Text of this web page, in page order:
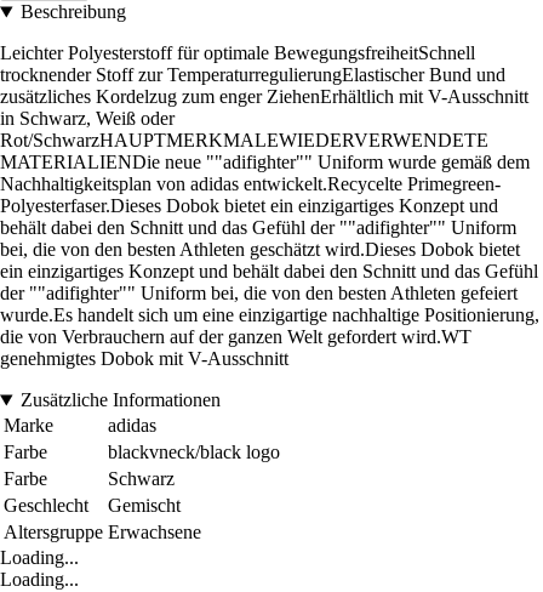
Beschreibung
Leichter Polyesterstoff für optimale BewegungsfreiheitSchnell
trocknender Stoff zur TemperaturregulierungElastischer Bund und
zusätzliches Kordelzug zum enger ZiehenErhältlich mit V-Ausschnitt
in Schwarz, Weiß oder
Rot/SchwarzHAUPTMERKMALEWIEDERVERWENDETE
MATERIALIENDie neue ""adifighter"" Uniform wurde gemäß dem
Nachhaltigkeitsplan von adidas entwickelt.Recycelte Primegreen-
Polyesterfaser.Dieses Dobok bietet ein einzigartiges Konzept und
behält dabei den Schnitt und das Gefühl der ""adifighter"" Uniform
bei, die von den besten Athleten geschätzt wird.Dieses Dobok bietet
ein einzigartiges Konzept und behält dabei den Schnitt und das Gefühl
der ""adifighter"" Uniform bei, die von den besten Athleten gefeiert
wurde.Es handelt sich um eine einzigartige nachhaltige Positionierung,
die von Verbrauchern auf der ganzen Welt gefordert wird.WT
genehmigtes Dobok mit V-Ausschnitt
Zusätzliche Informationen
Marke
adidas
Farbe
blackvneck/black logo
Farbe
Schwarz
Geschlecht
Gemischt
Altersgruppe Erwachsene
Loading...
Loading...